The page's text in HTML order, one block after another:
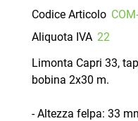
Codice Articolo
Aliquota IVA 22
Limonta Capri 33,
bobina 2x30 m.
- Altezza felpa: 33